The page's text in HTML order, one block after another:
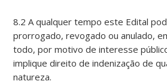
8.2 A qualquer tempo este Edital
prorrogado, revogado ou anulado,
todo, por motivo de interesse
implique direito de indenização de
natureza.